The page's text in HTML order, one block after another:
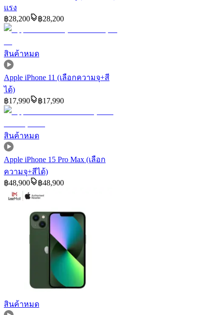
แรง
฿28,200 ฿28,200
สินค้าหมด
Apple iPhone 11 (เลือกความจุ+สี
ได้)
฿17,990 ฿17,990
สินค้าหมด
Apple iPhone 15 Pro Max (เลือก
ความจุ+สีได้)
฿48,900 ฿48,900
สินค้าหมด